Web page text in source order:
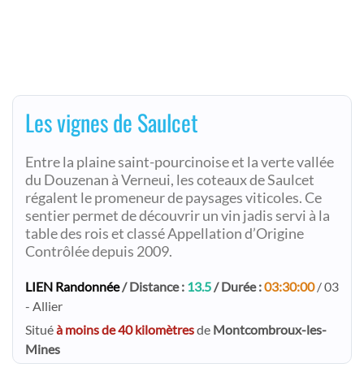
Les vignes de Saulcet
Entre la plaine saint-pourcinoise et la verte vallée
du Douzenan à Verneui, les coteaux de Saulcet
régalent le promeneur de paysages viticoles. Ce
sentier permet de découvrir un vin jadis servi à la
table des rois et classé Appellation d’Origine
Contrôlée depuis 2009.
LIEN Randonnée/ Distance : 13.5/ Durée :03:30:00/ 03
- Allier
Situéà moins de 40 kilomètresde Montcombroux-les-
Mines